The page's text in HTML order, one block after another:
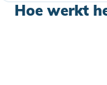
Hoe werkt